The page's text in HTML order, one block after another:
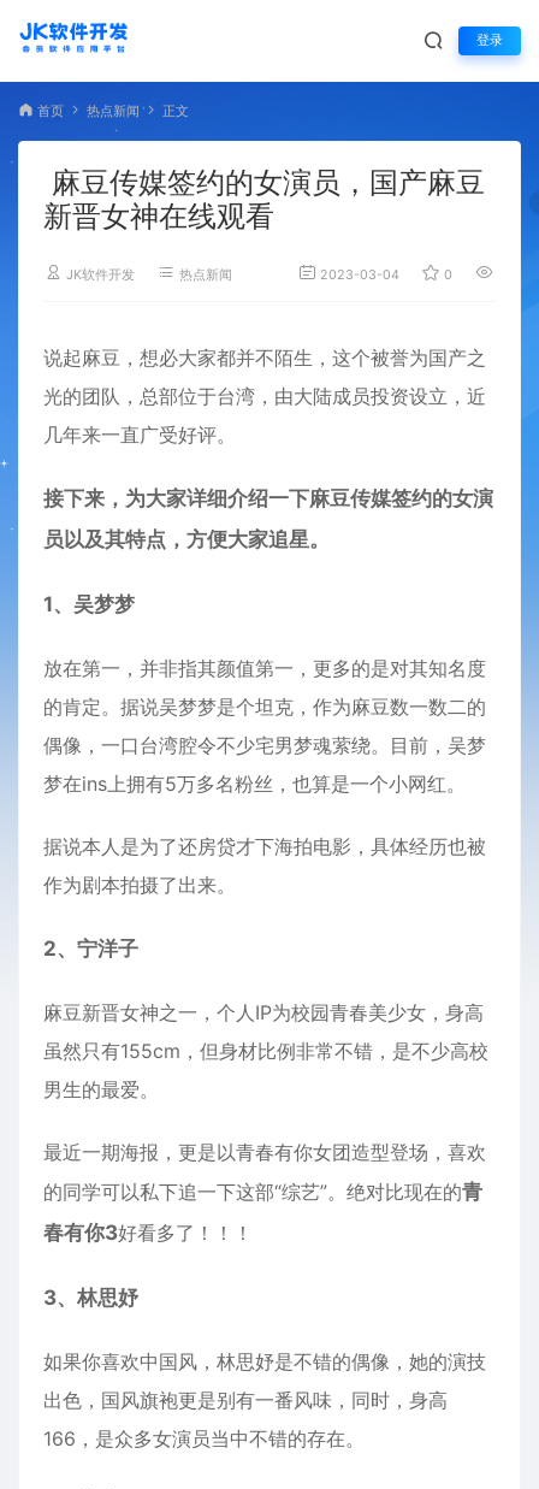
登录
首页 热点新闻 正文
麻豆传媒签约的女演员，国产麻豆
新晋女神在线观看
JK软件开发 热点新闻 2023-03-04 0
说起麻豆，想必大家都并不陌生，这个被誉为国产之
光的团队，总部位于台湾，由大陆成员投资设立，近
几年来一直广受好评。
接下来，为大家详细介绍一下麻豆传媒签约的女演
员以及其特点，方便大家追星。
1、吴梦梦
放在第一，并非指其颜值第一，更多的是对其知名度
的肯定。据说吴梦梦是个坦克，作为麻豆数一数二的
偶像，一口台湾腔令不少宅男梦魂萦绕。目前，吴梦
梦在ins上拥有5万多名粉丝，也算是一个小网红。
据说本人是为了还房贷才下海拍电影，具体经历也被
作为剧本拍摄了出来。
2、宁洋子
麻豆新晋女神之一，个人IP为校园青春美少女，身高
虽然只有155cm，但身材比例非常不错，是不少高校
男生的最爱。
最近一期海报，更是以青春有你女团造型登场，喜欢
的同学可以私下追一下这部“综艺”。绝对比现在的青
春有你3好看多了！！！
3、林思妤
如果你喜欢中国风，林思妤是不错的偶像，她的演技
出色，国风旗袍更是别有一番风味，同时，身高
166，是众多女演员当中不错的存在。